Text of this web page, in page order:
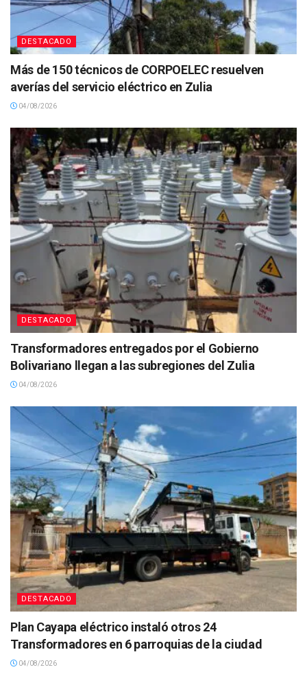
DESTACADO
Más de 150 técnicos de CORPOELEC resuelven
averías del servicio eléctrico en Zulia
04/08/2026
DESTACADO
Transformadores entregados por el Gobierno
Bolivariano llegan a las subregiones del Zulia
04/08/2026
DESTACADO
Plan Cayapa eléctrico instaló otros 24
Transformadores en 6 parroquias de la ciudad
04/08/2026